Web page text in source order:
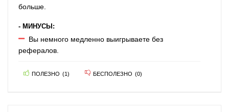
больше.
- МИНУСЫ:
Вы немного медленно выигрываете без
рефералов.
ПОЛЕЗНО (1) БЕСПОЛЕЗНО (0)